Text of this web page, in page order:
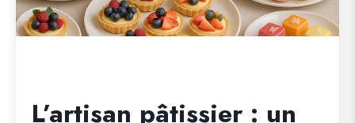
L’artisan pâtissier : un